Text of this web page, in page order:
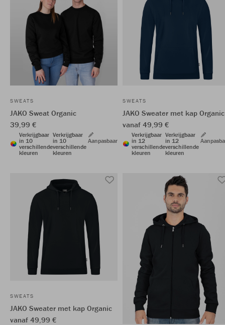
SWEATS
JAKO Sweat Organic
39,99 €
Verkrijgbaar
in 10
verschillende
kleuren
Verkrijgbaar
in 10
verschillende
kleuren
Aanpasbaar
SWEATS
JAKO Sweater met kap Organic
vanaf 49,99 €
Verkrijgbaar
in 12
verschillende
kleuren
Verkrijgbaar
in 12
verschillende
kleuren
SWEATS
JAKO Sweater met kap Organic
vanaf 49,99 €